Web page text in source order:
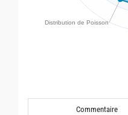
Commentaire